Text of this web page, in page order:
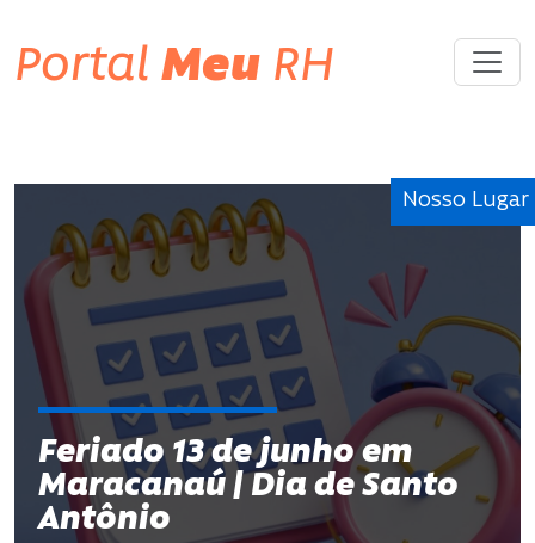
Portal Meu RH
Nosso Lugar
Feriado 13 de junho em
Maracanaú | Dia de Santo
Antônio